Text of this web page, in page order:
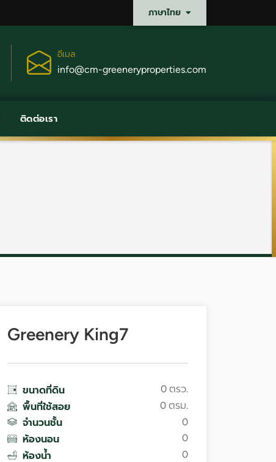
ภาษาไทย
อีเมล
info@cm-greeneryproperties.com
ติดต่อเรา
Greenery King7
ขนาดที่ดิน
0 ตรว.
พื้นที่ใช้สอย
0 ตรม.
จำนวนชั้น
0
ห้องนอน
0
ห้องน้ำ
0